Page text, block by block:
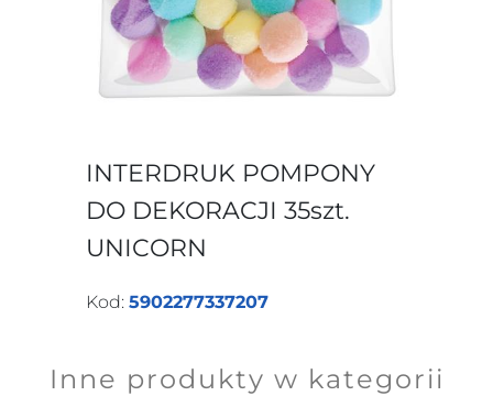
INTERDRUK POMPONY
DO DEKORACJI 35szt.
UNICORN
Kod: 5902277337207
Inne produkty w kategorii